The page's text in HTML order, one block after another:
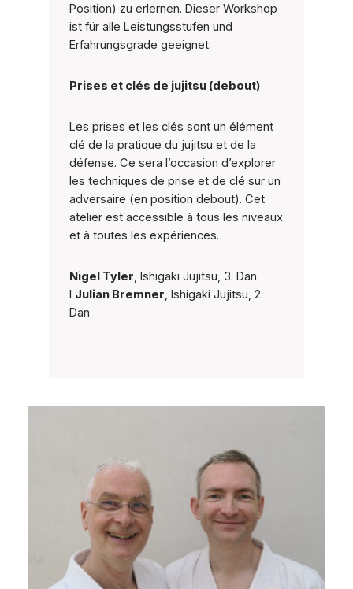
Position) zu erlernen. Dieser Workshop
ist für alle Leistungsstufen und
Erfahrungsgrade geeignet.
Prises et clés de jujitsu (debout)
Les prises et les clés sont un élément
clé de la pratique du jujitsu et de la
défense. Ce sera l’occasion d’explorer
les techniques de prise et de clé sur un
adversaire (en position debout). Cet
atelier est accessible à tous les niveaux
et à toutes les expériences.
Nigel Tyler, Ishigaki Jujitsu, 3. Dan
I Julian Bremner, Ishigaki Jujitsu, 2.
Dan